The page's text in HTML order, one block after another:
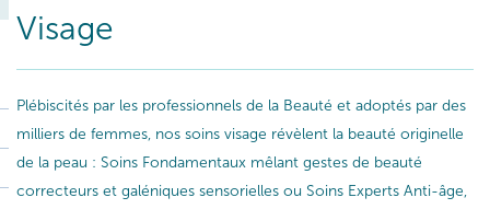
Visage
Plébiscités par les professionnels de la Beauté et adoptés par des
milliers de femmes, nos soins visage révèlent la beauté originelle
de la peau : Soins Fondamentaux mêlant gestes de beauté
correcteurs et galéniques sensorielles ou Soins Experts Anti-âge,